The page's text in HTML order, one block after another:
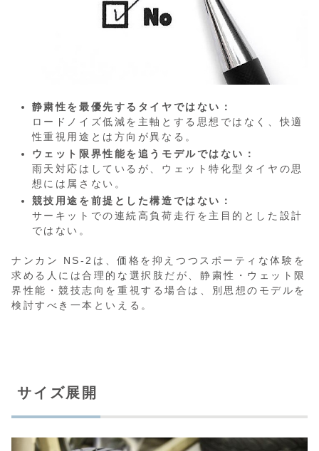
静粛性を最優先するタイヤではない：
ロードノイズ低減を主軸とする思想ではなく、快適
性重視用途とは方向が異なる。
ウェット限界性能を追うモデルではない：
雨天対応はしているが、ウェット特化型タイヤの思
想には属さない。
競技用途を前提とした構造ではない：
サーキットでの連続高負荷走行を主目的とした設計
ではない。
ナンカン NS-2は、価格を抑えつつスポーティな体験を
求める人には合理的な選択肢だが、静粛性・ウェット限
界性能・競技志向を重視する場合は、別思想のモデルを
検討すべき一本といえる。
サイズ展開